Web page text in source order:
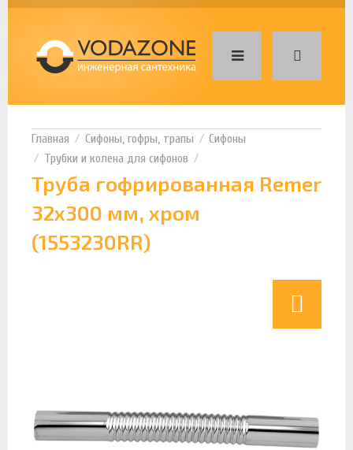
Сифоны, гофры, трапы
Сифоны
Трубки и колена для сифонов
Труба гофрированная Remer
32x300 мм, хром
(1553230RR)